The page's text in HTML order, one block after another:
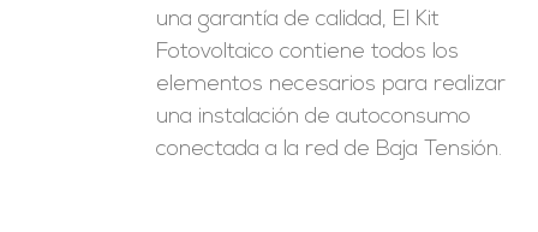
una garantía de calidad, El Kit
Fotovoltaico contiene todos los
elementos necesarios para realizar
una instalación de autoconsumo
conectada a la red de Baja Tensión.